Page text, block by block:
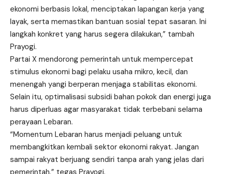
ekonomi berbasis lokal, menciptakan lapangan kerja yang
layak, serta memastikan bantuan sosial tepat sasaran. Ini
langkah konkret yang harus segera dilakukan,” tambah
Prayogi.
Partai X mendorong pemerintah untuk mempercepat
stimulus ekonomi bagi pelaku usaha mikro, kecil, dan
menengah yangi berperan menjaga stabilitas ekonomi.
Selain itu, optimalisasi subsidi bahan pokok dan energi juga
harus diperluas agar masyarakat tidak terbebani selama
perayaan Lebaran.
“Momentum Lebaran harus menjadi peluang untuk
membangkitkan kembali sektor ekonomi rakyat. Jangan
sampai rakyat berjuang sendiri tanpa arah yang jelas dari